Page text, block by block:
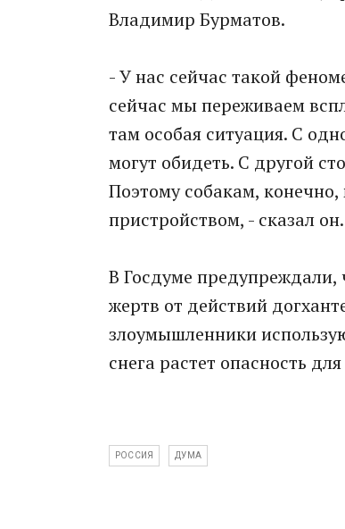
Владимир Бурматов.
- У нас сейчас такой
сейчас мы переживаем
там особая ситуация. С
могут обидеть. С другой
Поэтому собакам, конечно,
пристройством, - сказал он.
В Госдуме предупреждали,
жертв от действий
злоумышленники
снега растет опасность
РОССИЯ ДУМА